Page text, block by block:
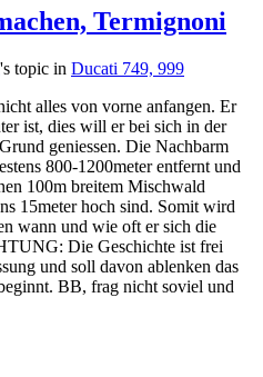
Termignoni
's topic in Ducati 749, 999
alles von vorne anfangen. Er
ist, dies will er bei sich in der
geniessen. Die Nachbarm
800-1200meter entfernt und
100m breitem Mischwald
15meter hoch sind. Somit wird
wann und wie oft er sich die
Die Geschichte ist frei
und soll davon ablenken das
BB, frag nicht soviel und